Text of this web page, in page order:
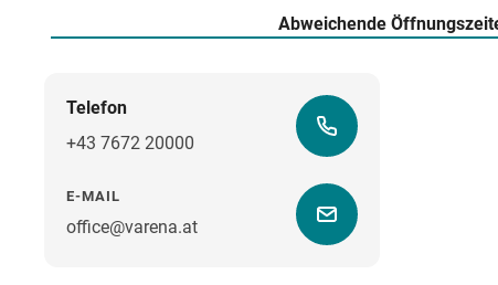
Abweichende
Telefon
+43 7672 20000
E-MAIL
office@varena.at